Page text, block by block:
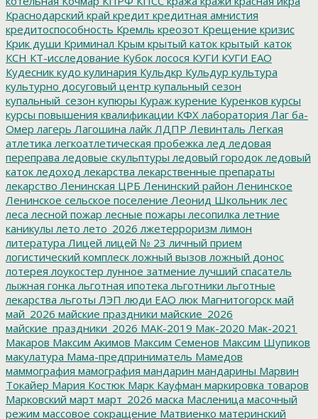
Краснодарский край кредит кредитная амнистия
кредитоспособность Кремль креозот Крещение кризис
Крик души Криминал Крым крытый каток крытый_каток
КСН КТ-исследование Кубок лосося КУГИ КУГИ ЕАО
Кудесник кудо кулинария Кульдкр Кульдур культура
культурно досуговый центр купальный сезон
купальный_сезон купюры Кураж курение Куренков курсы
курсы повышения квалификации КФХ лаборатория Лаг ба-
Омер лагерь Лагошина лайк ЛДПР Левинталь Легкая
атлетика легкоатлетическая пробежка лед ледовая
переправа ледовые скульптуры ледовый городок ледовый
каток ледоход лекарства лекарственные препараты
лекарство Ленинская ЦРБ Ленинский район Ленинское
Ленинское сельское поселение Леонид Школьник лес
леса лесной пожар лесные пожары лесопилка летние
каникулы лето лето_2026 лжетерроризм лимон
литература Лицей лицей № 23 личный прием
логистический комплеск ложный вызов ложный донос
лотерея лоукостер лунное затмение лучший спасатель
лыжная гонка льготная ипотека льготники льготные
лекарства льготы ЛЭП люди ЕАО люк Магнитогорск май
май_2026 майские праздники майские_2026
майские_праздники_2026 МАК-2019 Мак-2020 Мак-2021
Макаров Максим Акимов Максим Семенов Максим Шупиков
макулатура Мама-предприниматель Мамедов
маммография мамография мандарин мандарины Марвин
Токайер Мария Костюк Марк Кауфман маркировка товаров
Марковский март март_2026 маска Масленица масочный
режим массовое сокращение Матвиенко материнский